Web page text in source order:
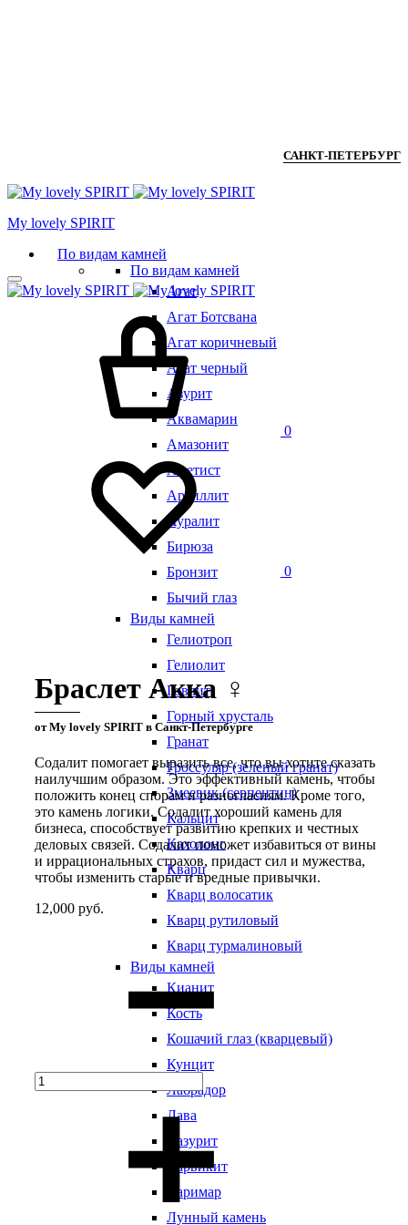
САНКТ-ПЕТЕРБУРГ
Мy lovely SPIRIT
По видам камней
По видам камней
Агат
Агат Ботсвана
Агат коричневый
Агат черный
Азурит
Аквамарин
Амазонит
Аметист
Аргиллит
Ауралит
Бирюза
Бронзит
Бычий глаз
Виды камней
Гелиотроп
Гелиолит
Говлит
Горный хрусталь
Гранат
Гроссуляр (зеленый гранат)
Змеевик (серпентин)
Кальцит
Кахолонг
Кварц
Кварц волосатик
Кварц рутиловый
Кварц турмалиновый
Виды камней
Кианит
Кость
Кошачий глаз (кварцевый)
Кунцит
Лабрадор
Лава
Лазурит
Ларвикит
Ларимар
Лунный камень
0
0
Браслет Акка ♀
от My lovely SPIRIT в Санкт-Петербурге
Содалит помогает выразить все, что вы хотите сказать
наилучшим образом. Это эффективный камень, чтобы
положить конец спорам и разногласиям. Кроме того,
это камень логики. Содалит хороший камень для
бизнеса, способствует развитию крепких и честных
деловых связей. Содалит поможет избавиться от вины
и иррациональных страхов, придаст сил и мужества,
чтобы изменить старые и вредные привычки.
12,000 руб.